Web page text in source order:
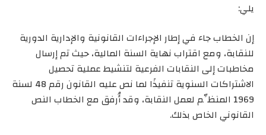
يلي:
إن الخطاب جاء في إطار الإجراءات القانونية والإدارية الدورية
للنقابة، ومع اقتراب نهاية السنة المالية، حيث تم إرسال
مخاطبات إلى النقابات الفرعية لتنشيط عملية تحصيل
الاشتراكات السنوية تنفيذًا لما نص عليه القانون رقم 48 لسنة
1969 المنظِّم لعمل النقابة، وقد أُرفق مع الخطاب النص
القانوني الخاص بذلك.